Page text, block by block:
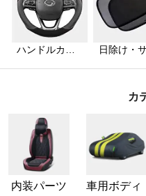
ハンドルカバ
日除け・
カ
内装パーツ
車用ボディ